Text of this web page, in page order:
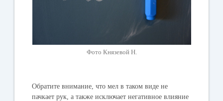
Фото Князевой Н.
Обратите внимание, что мел в таком виде не
пачкает рук, а также исключает негативное влияние